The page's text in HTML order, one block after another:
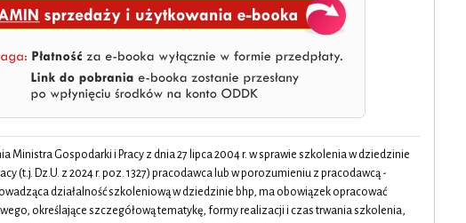
Ministra Gospodarki i Pracy z dnia 27 lipca 2004 r. w sprawie szkolenia w dziedzinie
(t.j. Dz.U. z 2024 r. poz. 1327) pracodawca lub w porozumieniu z pracodawcą -
działalność szkoleniową w dziedzinie bhp, ma obowiązek opracować
określające szczegółową tematykę, formy realizacji i czas trwania szkolenia,